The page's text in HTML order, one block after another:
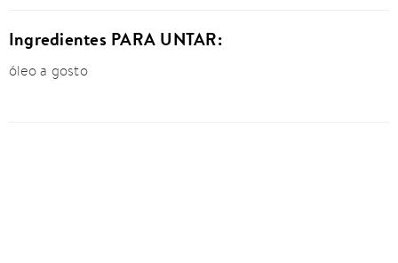
Ingredientes PARA UNTAR:
óleo a gosto